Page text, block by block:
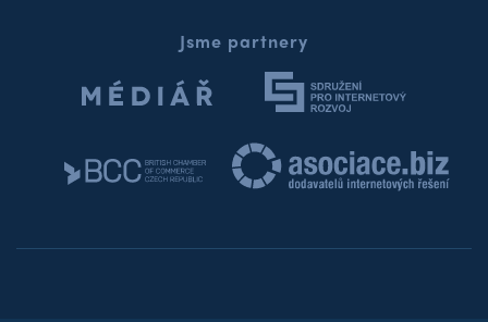
Jsme partnery